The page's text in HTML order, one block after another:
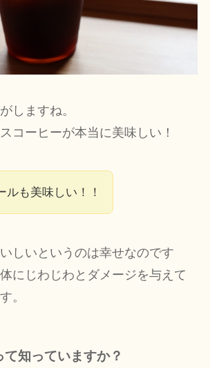
しますね。
コーヒーが本当に美味しい！
ルも美味しい！！
しいというのは幸せなのです
にじわじわとダメージを与えて
。
て知っていますか？